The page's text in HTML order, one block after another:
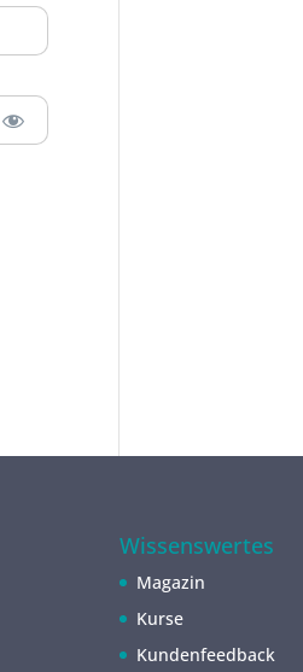
Wissenswertes
Magazin
Kurse
Kundenfeedback